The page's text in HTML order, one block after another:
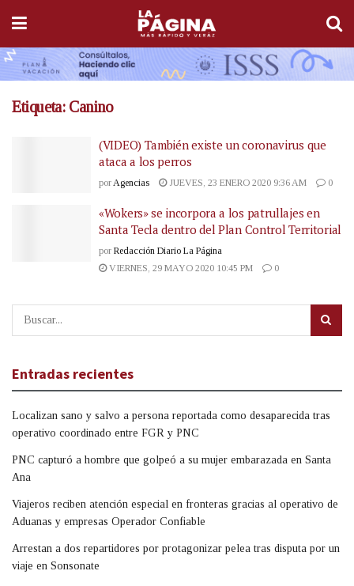
Etiqueta: Canino
(VIDEO) También existe un coronavirus que
ataca a los perros
por Agencias JUEVES, 23 ENERO 2020 9:36 AM 0
«Wokers» se incorpora a los patrullajes en
Santa Tecla dentro del Plan Control Territorial
por Redacción Diario La Página
VIERNES, 29 MAYO 2020 10:45 PM
0
Entradas recientes
Localizan sano y salvo a persona reportada como desaparecida tras
operativo coordinado entre FGR y PNC
PNC capturó a hombre que golpeó a su mujer embarazada en Santa
Ana
Viajeros reciben atención especial en fronteras gracias al operativo de
Aduanas y empresas Operador Confiable
Arrestan a dos repartidores por protagonizar pelea tras disputa por un
viaje en Sonsonate